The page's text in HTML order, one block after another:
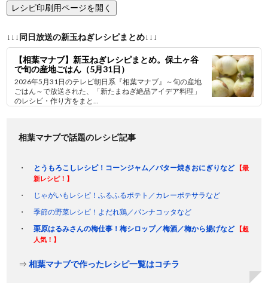
↓↓↓同日放送の新玉ねぎレシピまとめ↓↓↓
【相葉マナブ】新玉ねぎレシピまとめ。保土ヶ谷
で旬の産地ごはん（5月31日）
2026年5月31日のテレビ朝日系『相葉マナブ』～旬の産地
ごはん～で放送された、「新たまねぎ絶品アイデア料理」
のレシピ・作り方をまと...
相葉マナブで話題のレシピ記事
とうもろこしレシピ！コーンジャム／バター焼きおにぎりなど
【最
新レシピ！】
じゃがいもレシピ！ふるふるポテト／カレーポテサラなど
季節の野菜レシピ！よだれ鶏／パンナコッタなど
栗原はるみさんの梅仕事！梅シロップ／梅酒／梅から揚げなど
【超
人気！】
⇒相葉マナブで作ったレシピ一覧はコチラ